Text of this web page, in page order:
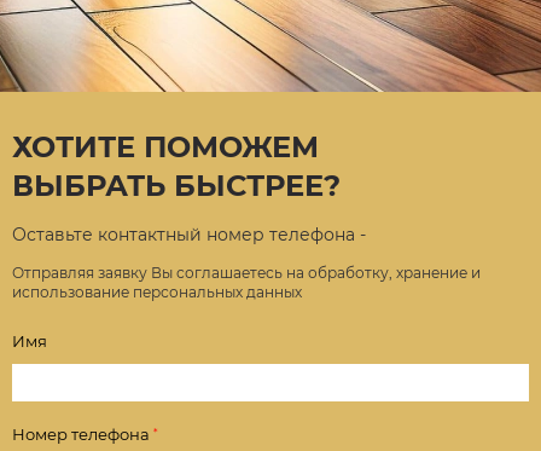
ХОТИТЕ ПОМОЖЕМ
ВЫБРАТЬ БЫСТРЕЕ?
Оставьте контактный номер телефона -
Отправляя заявку Вы соглашаетесь на обработку, хранение и
использование персональных данных
Имя
Номер телефона *